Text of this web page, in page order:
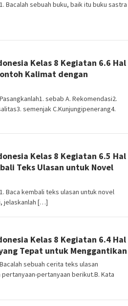
Bacalah sebuah buku, baik itu buku sastra
Kelas 8 Kegiatan 6.6 Hal
Kalimat dengan
sebab A. Rekomendasi2.
semenjak C.Kunjungipenerang4.
Kelas 8 Kegiatan 6.5 Hal
Teks Ulasan untuk Novel
Baca kembali teks ulasan untuk novel
jelaskanlah […]
Kelas 8 Kegiatan 6.4 Hal
Tepat untuk Menggantikan
sebuah cerita teks ulasan
pertanyaan berikut.B. Kata